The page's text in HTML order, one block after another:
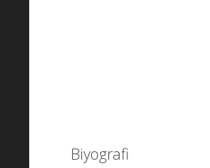
Biyografi